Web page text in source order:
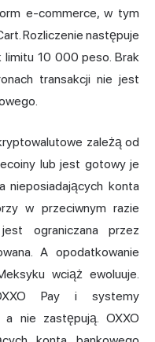
e-commerce, w tym
Rozliczenie następuje
limitu 10 000 peso. Brak
transakcji nie jest
zależą od
lub jest gotowy je
nieposiadających konta
w przeciwnym razie
ograniczana przez
A opodatkowanie
wciąż ewoluuje.
Pay i systemy
a nie zastępują. OXXO